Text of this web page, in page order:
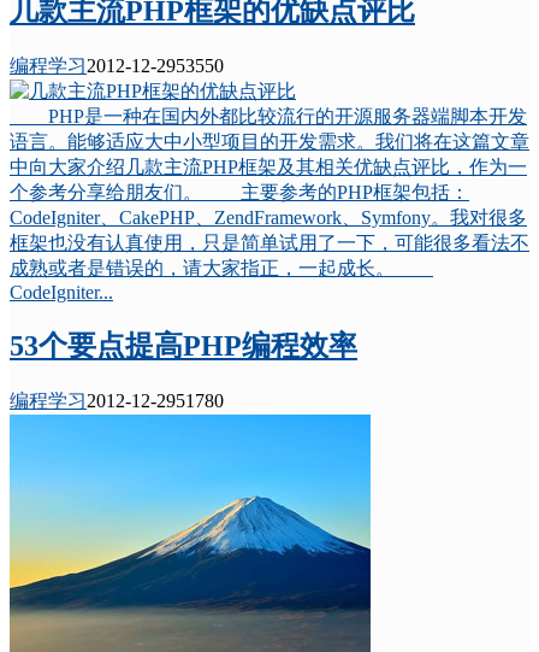
几款主流PHP框架的优缺点评比
编程学习2012-12-2953550
PHP是一种在国内外都比较流行的开源服务器端脚本开发
语言。能够适应大中小型项目的开发需求。我们将在这篇文章
中向大家介绍几款主流PHP框架及其相关优缺点评比，作为一
个参考分享给朋友们。 主要参考的PHP框架包括：
CodeIgniter、CakePHP、ZendFramework、Symfony。我对很多
框架也没有认真使用，只是简单试用了一下，可能很多看法不
成熟或者是错误的，请大家指正，一起成长。
CodeIgniter...
53个要点提高PHP编程效率
编程学习2012-12-2951780